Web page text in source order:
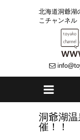
北海道洞爺湖
こチャンネル
洞爺湖
催！！